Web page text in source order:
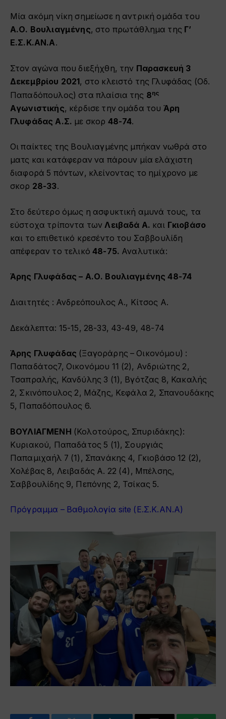
Μία ακόμη νίκη σημείωσε η αντρική ομάδα του
Α.Ο. Βουλιαγμένης, στο πρωτάθλημα της Γ’
Ε.Σ.Κ.ΑΝ.Α.
Στον αγώνα που διεξήχθη, την Παρασκευή 3
Δεκεμβρίου 2021, στο κλειστό της Γλυφάδας (Οδ.
Παπαδόπουλος) στα πλαίσια της 8ης
Aγωνιστικής, κέρδισε την ομάδα του Άρη
Γλυφάδας Α.Σ. με σκορ 48-74.
Οι παίκτες της Βουλιαγμένης μπήκαν νωθρά στο
ματς και κατάφεραν να πάρουν μία ελάχιστη
διαφορά 5 πόντων, κλείνοντας το ημίχρονο με
σκορ 28-33.
Στο δεύτερο όμως η ασφυκτική αμυνά τους, τα
εύστοχα τρίποντα τωνΛειβαδά Α. και Γκιοβάσο
και το επιθετικό κρεσέντο του Σαββουλίδη
απέφεραν το τελικό48-75. Αναλυτικά:
Άρης Γλυφάδας – Α.Ο. Βουλιαγμένης 48-74
Διαιτητές : Ανδρεόπουλος Α., Κίτσος Α.
Δεκάλεπτα: 15-15, 28-33, 43-49, 48-74
Άρης Γλυφάδας (Ξαγοράρης – Οικονόμου) :
Παπαδάτος7, Οικονόμου 11 (2), Ανδριώτης 2,
Τσαπραλής, Κανδύλης 3 (1), Βγότζας 8, Κακαλής
2, Σκινόπουλος 2, Μάζης, Κεφάλα 2, Σπανουδάκης
5, Παπαδόπουλος 6.
ΒΟΥΛΙΑΓΜΕΝΗ (Κολοτούρος, Σπυριδάκης):
Κυριακού, Παπαδάτος 5 (1), Σουργιάς
Παπαμιχαήλ 7 (1), Σπανάκης 4, Γκιοβάσο 12 (2),
Χολέβας 8, Λειβαδάς Α. 22 (4), Μπέλσης,
Σαββουλίδης 9, Πεπόνης 2, Τσίκας 5.
Πρόγραμμα – Βαθμολογία site (Ε.Σ.Κ.ΑΝ.Α)